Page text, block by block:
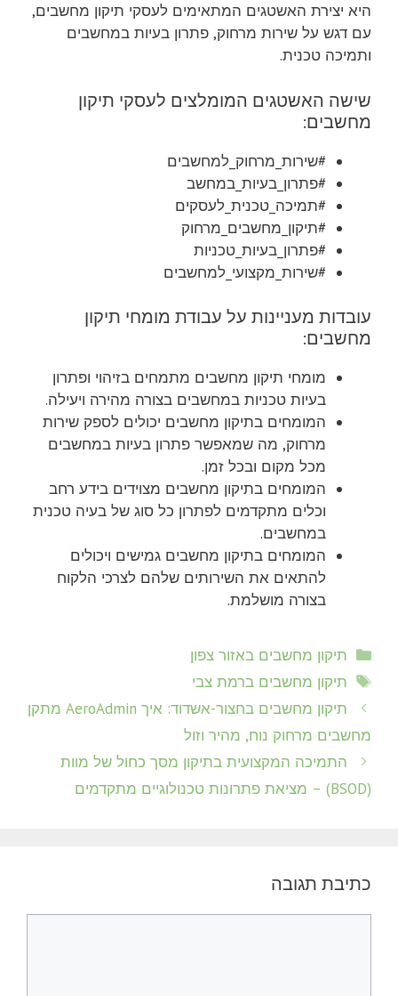
היא יצירת האשטגים המתאימים לעסקי תיקון מחשבים,
עם דגש על שירות מרחוק, פתרון בעיות במחשבים
ותמיכה טכנית.
שישה האשטגים המומלצים לעסקי תיקון
מחשבים:
#שירות_מרחוק_למחשבים
#פתרון_בעיות_במחשב
#תמיכה_טכנית_לעסקים
#תיקון_מחשבים_מרחוק
#פתרון_בעיות_טכניות
#שירות_מקצועי_למחשבים
עובדות מעניינות על עבודת מומחי תיקון
מחשבים:
מומחי תיקון מחשבים מתמחים בזיהוי ופתרון
בעיות טכניות במחשבים בצורה מהירה ויעילה.
המומחים בתיקון מחשבים יכולים לספק שירות
מרחוק, מה שמאפשר פתרון בעיות במחשבים
מכל מקום ובכל זמן.
המומחים בתיקון מחשבים מצוידים בידע רחב
וכלים מתקדמים לפתרון כל סוג של בעיה טכנית
במחשבים.
המומחים בתיקון מחשבים גמישים ויכולים
להתאים את השירותים שלהם לצרכי הלקוח
בצורה מושלמת.
קטגוריות
תיקון מחשבים באזור צפון
תגיות
תיקון מחשבים ברמת צבי
תיקון מחשבים בחצור-אשדוד: איך AeroAdmin מתקן
מחשבים מרחוק נוח, מהיר וזול
התמיכה המקצועית בתיקון מסך כחול של מוות
(BSOD) – מציאת פתרונות טכנולוגיים מתקדמים
כתיבת תגובה